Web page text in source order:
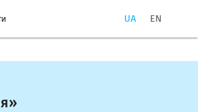
UA EN